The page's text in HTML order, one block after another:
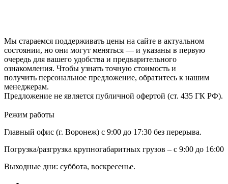
Мы стараемся поддерживать цены на сайте в актуальном
состоянии, но они могут меняться — и указаны в первую
очередь для вашего удобства и предварительного
ознакомления. Чтобы узнать точную стоимость и
получить персональное предложение, обратитесь к нашим
менеджерам.
Предложение не является публичной офертой (ст. 435 ГК РФ).
Режим работы
Главный офис (г. Воронеж) с 9:00 до 17:30 без перерыва.
Погрузка/разгрузка крупногабаритных грузов – с 9:00 до 16:00
Выходные дни: суббота, воскресенье.